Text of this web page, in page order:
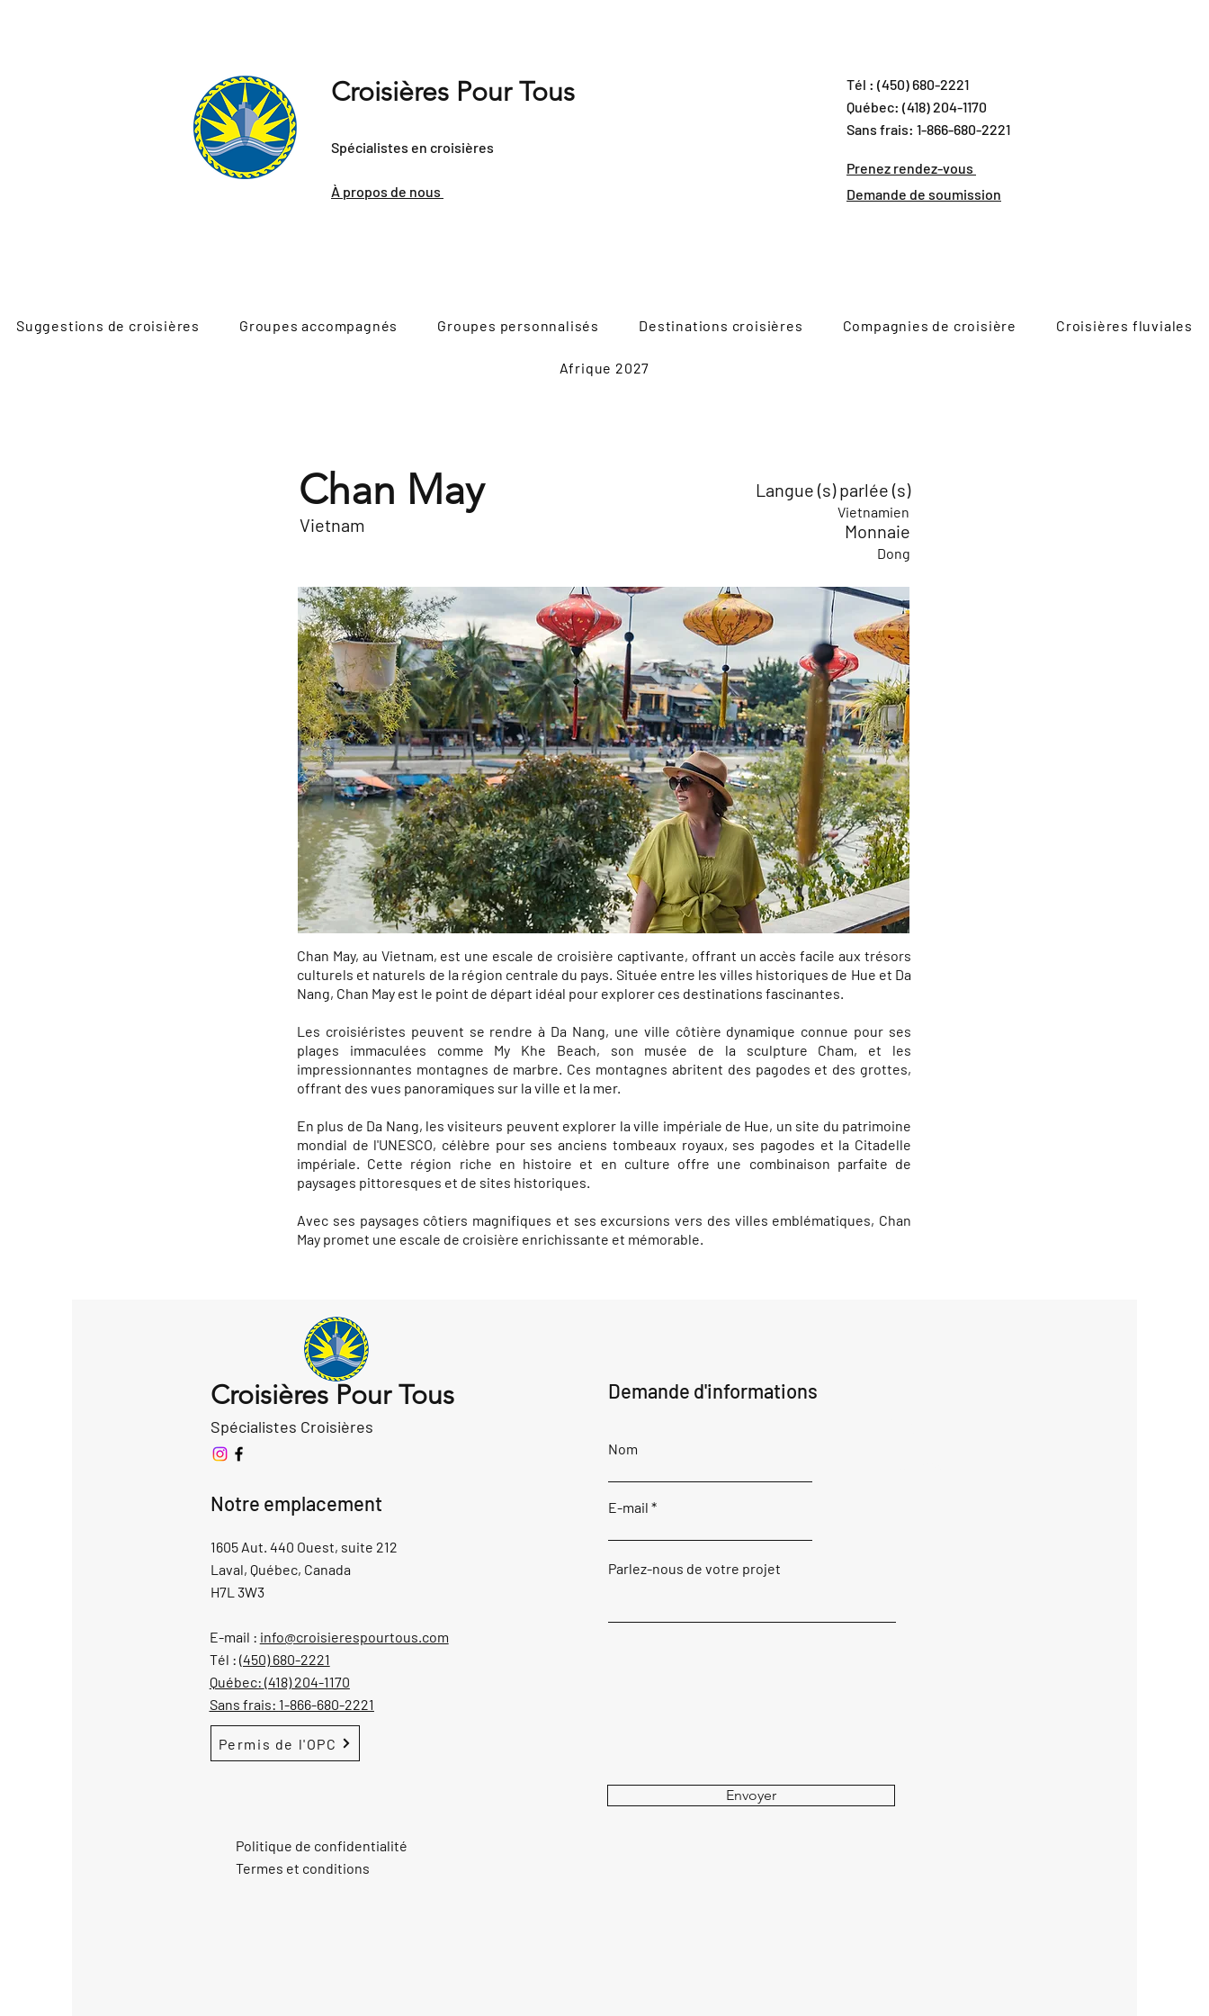
Croisières Pour Tous
Spécialistes en croisières
À propos de nous
Tél : (450) 680-2221
Québec: (418) 204-1170
Sans frais: 1-866-680-2221
Prenez rendez-vous
Demande de soumission
Suggestions de croisières Groupes accompagnés Groupes personnalisés Destinations croisières Compagnies de croisière Croisières fluviales
Afrique 2027
Chan May
Vietnam
Langue (s) parlée (s)
Vietnamien
Monnaie
Dong
Chan May, au Vietnam, est une escale de croisière captivante, offrant un accès facile aux trésors
culturels et naturels de la région centrale du pays. Située entre les villes historiques de Hue et Da
Nang, Chan May est le point de départ idéal pour explorer ces destinations fascinantes.
Les croisiéristes peuvent se rendre à Da Nang, une ville côtière dynamique connue pour ses
plages immaculées comme My Khe Beach, son musée de la sculpture Cham, et les
impressionnantes montagnes de marbre. Ces montagnes abritent des pagodes et des grottes,
offrant des vues panoramiques sur la ville et la mer.
En plus de Da Nang, les visiteurs peuvent explorer la ville impériale de Hue, un site du patrimoine
mondial de l'UNESCO, célèbre pour ses anciens tombeaux royaux, ses pagodes et la Citadelle
impériale. Cette région riche en histoire et en culture offre une combinaison parfaite de
paysages pittoresques et de sites historiques.
Avec ses paysages côtiers magnifiques et ses excursions vers des villes emblématiques, Chan
May promet une escale de croisière enrichissante et mémorable.
Croisières Pour Tous
Spécialistes Croisières
Notre emplacement
1605 Aut. 440 Ouest, suite 212
Laval, Québec, Canada
H7L 3W3
E-mail : info@croisierespourtous.com
Tél : (450) 680-2221
Québec: (418) 204-1170
Sans frais: 1-866-680-2221
Permis de l'OPC
Demande d'informations
Nom
E-mail
Parlez-nous de votre projet
Envoyer
Politique de confidentialité
Termes et conditions